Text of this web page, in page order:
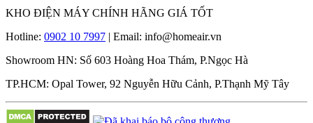
KHO ĐIỆN MÁY CHÍNH HÃNG GIÁ TỐT
Hotline: 0902 10 7997 | Email: info@homeair.vn
Showroom HN: Số 603 Hoàng Hoa Thám, P.Ngọc Hà
TP.HCM: Opal Tower, 92 Nguyễn Hữu Cảnh, P.Thạnh Mỹ Tây